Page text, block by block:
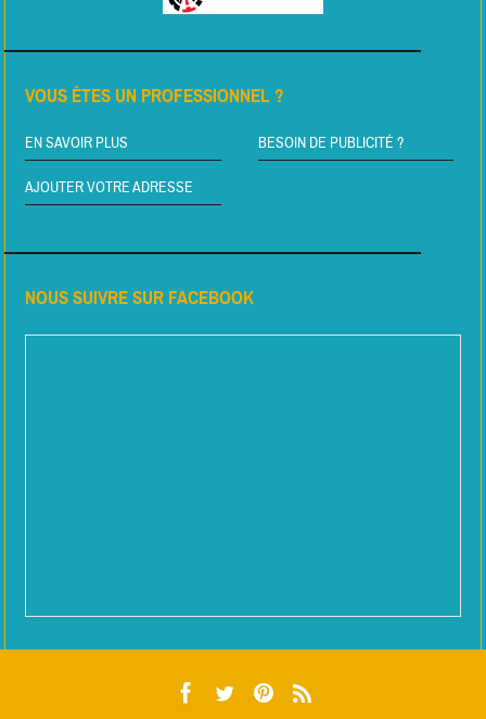
VOUS ÊTES UN PROFESSIONNEL ?
EN SAVOIR PLUS BESOIN DE PUBLICITÉ ?
AJOUTER VOTRE ADRESSE
NOUS SUIVRE SUR FACEBOOK